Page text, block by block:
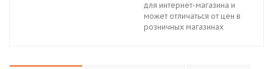
для интернет-магазина и
может отличаться от цен в
розничных магазинах